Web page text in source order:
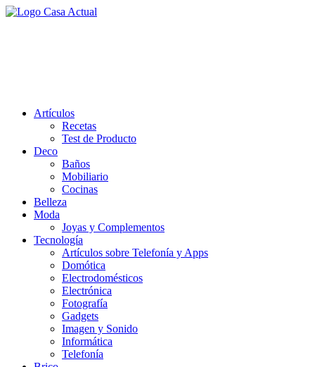
Saltar
Artículos
Recetas
Test de Producto
Deco
Baños
Mobiliario
Cocinas
Belleza
Moda
Joyas y Complementos
Tecnología
Artículos sobre Telefonía y Apps
Domótica
Electrodomésticos
Electrónica
Fotografía
Gadgets
Imagen y Sonido
Informática
Telefonía